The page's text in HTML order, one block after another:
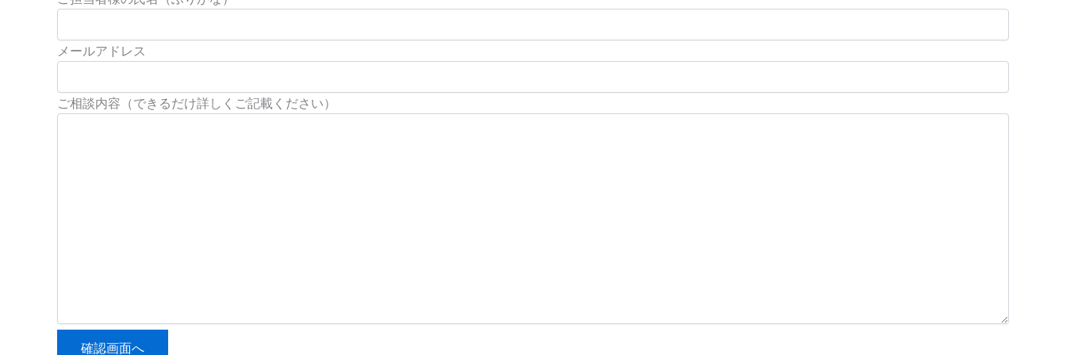
メールアドレス
ご相談内容（できるだけ詳しくご記載ください）